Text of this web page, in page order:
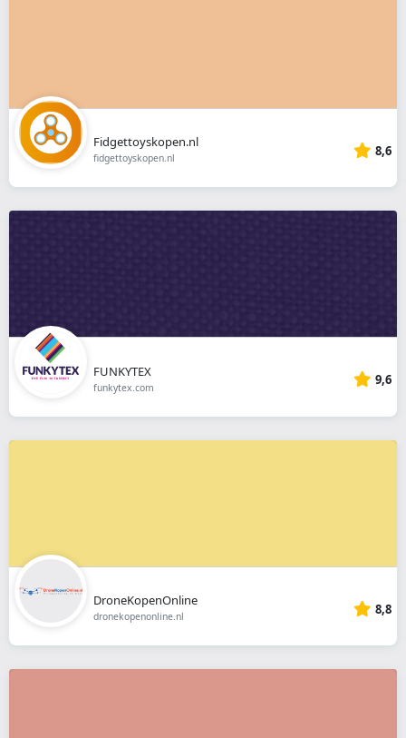
Fidgettoyskopen.nl
fidgettoyskopen.nl 8,6
FUNKYTEX
funkytex.com 9,6
DroneKopenOnline
dronekopenonline.nl 8,8